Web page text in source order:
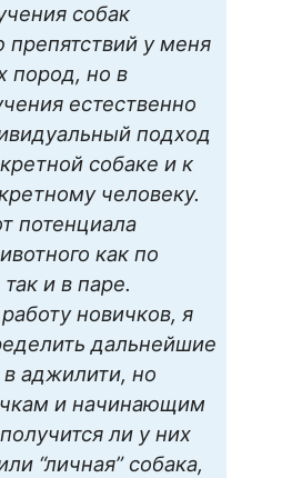
собак
у меня
пород, но в
естественно
подход
собаке и к
человеку.
потенциала
как по
и в паре.
новичков, я
дальнейшие
аджилити, но
и начинающим
ли у них
“личная” собака,